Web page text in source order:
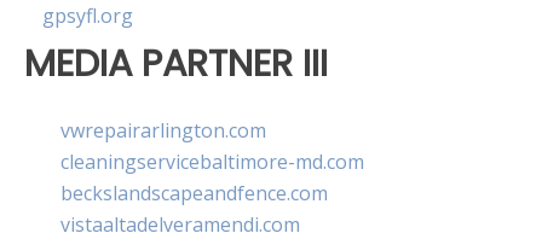
gpsyfl.org
MEDIA PARTNER III
vwrepairarlington.com
cleaningservicebaltimore-md.com
beckslandscapeandfence.com
vistaaltadelveramendi.com